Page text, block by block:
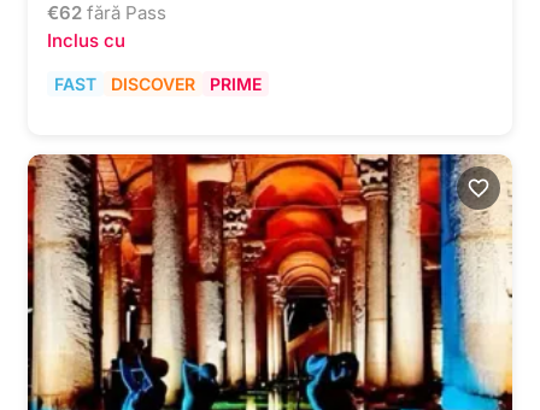
€62 fără Pass
Inclus cu
FAST DISCOVER PRIME